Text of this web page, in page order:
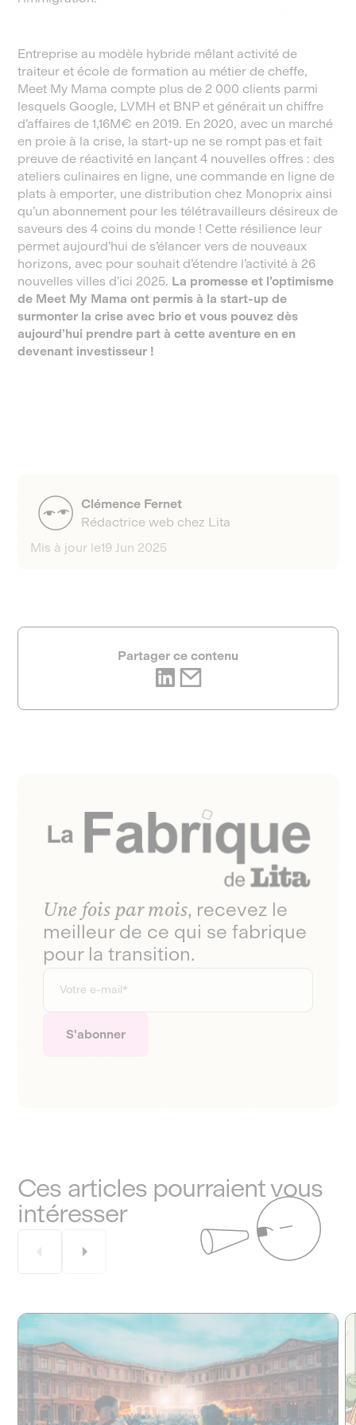
Entreprise au modèle hybride mêlant activité de
traiteur et école de formation au métier de cheffe,
Meet My Mama compte plus de 2 000 clients parmi
lesquels Google, LVMH et BNP et générait un chiffre
d’affaires de 1,16M€ en 2019. En 2020, avec un marché
en proie à la crise, la start-up ne se rompt pas et fait
preuve de réactivité en lançant 4 nouvelles offres : des
ateliers culinaires en ligne, une commande en ligne de
plats à emporter, une distribution chez Monoprix ainsi
qu’un abonnement pour les télétravailleurs désireux de
saveurs des 4 coins du monde ! Cette résilience leur
permet aujourd’hui de s’élancer vers de nouveaux
horizons, avec pour souhait d’étendre l’activité à 26
nouvelles villes d’ici 2025. La promesse et l’optimisme
de Meet My Mama ont permis à la start-up de
surmonter la crise avec brio et vous pouvez dès
aujourd’hui prendre part à cette aventure en en
devenant investisseur !
Clémence Fernet
Rédactrice web chez Lita
Mis à jour le19 Jun 2025
Partager ce contenu
Une fois par mois, recevez le
meilleur de ce qui se fabrique
pour la transition.
Ces articles pourraient vous
intéresser